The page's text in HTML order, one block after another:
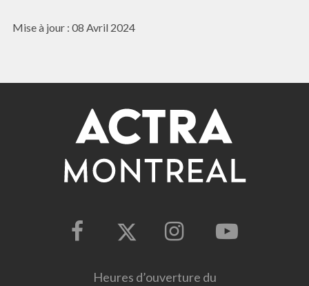
Mise à jour : 08 Avril 2024
Heures d’ouverture du